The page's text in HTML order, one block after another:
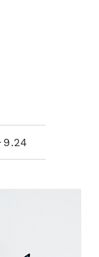
9.24